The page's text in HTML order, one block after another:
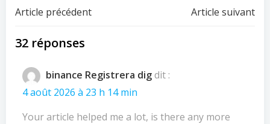
Navigation
de
l’article
Article précédent
Navigation
l’article
Article suivant
32 réponses
binance Registrera digdit :
4 août 2026 à 23 h 14 min
Your article helped me a lot, is there any more